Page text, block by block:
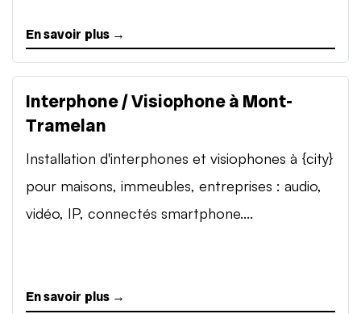
En savoir plus →
Interphone / Visiophone à Mont-
Tramelan
Installation d'interphones et visiophones à {city}
pour maisons, immeubles, entreprises : audio,
vidéo, IP, connectés smartphone....
En savoir plus →